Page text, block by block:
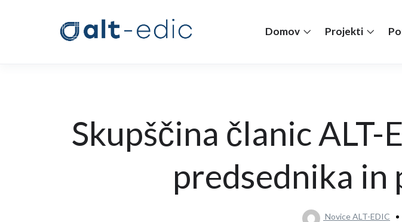
Domov Projekti
Skupščina članic
predsednika in
Novice ALT-EDIC